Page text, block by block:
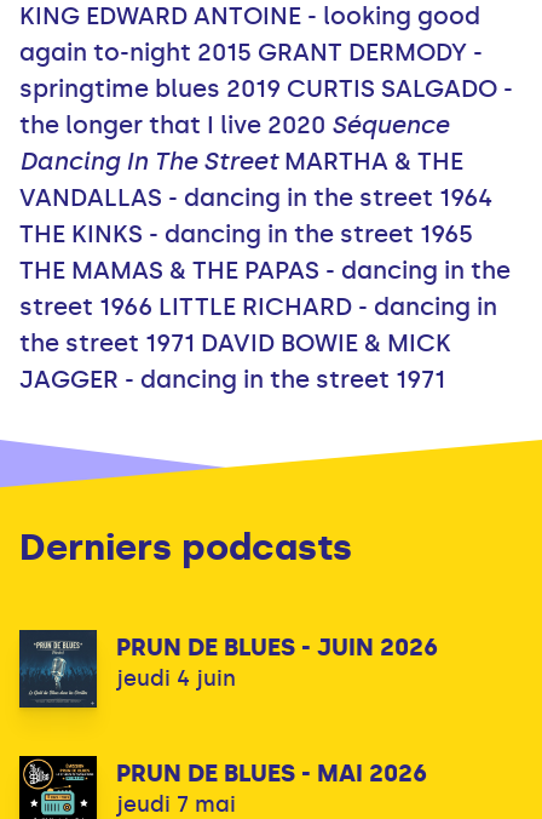
KING EDWARD ANTOINE - looking good
again to-night 2015 GRANT DERMODY -
springtime blues 2019 CURTIS SALGADO -
the longer that I live 2020 Séquence
Dancing In The StreetMARTHA & THE
VANDALLAS - dancing in the street 1964
THE KINKS - dancing in the street 1965
THE MAMAS & THE PAPAS - dancing in the
street 1966 LITTLE RICHARD - dancing in
the street 1971 DAVID BOWIE & MICK
JAGGER - dancing in the street 1971
Derniers podcasts
PRUN DE BLUES - JUIN 2026
jeudi 4 juin
PRUN DE BLUES - MAI 2026
jeudi 7 mai